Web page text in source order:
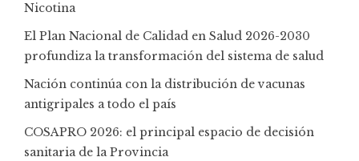
Nicotina
El Plan Nacional de Calidad en Salud 2026-2030
profundiza la transformación del sistema de salud
Nación continúa con la distribución de vacunas
antigripales a todo el país
COSAPRO 2026: el principal espacio de decisión
sanitaria de la Provincia